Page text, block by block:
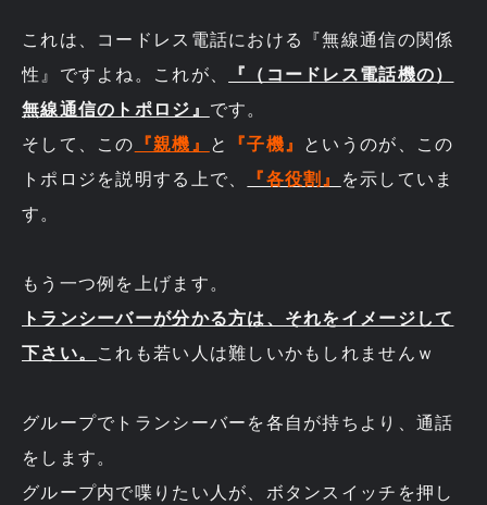
これは、コードレス電話における『無線通信の関係
性』ですよね。これが、
『（コードレス電話機の）
無線通信のトポロジ』 です。
そして、この 『親機』 と 『子機』
というのが、この
トポロジを説明する上で、
『各役割』
を示していま
す。
もう一つ例を上げます。
トランシーバーが分かる方は、それをイメージして
下さい。
これも若い人は難しいかもしれませんｗ
グループでトランシーバーを各自が持ちより、通話
をします。
グループ内で喋りたい人が、ボタンスイッチを押し